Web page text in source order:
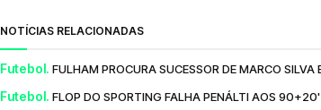
NOTÍCIAS RELACIONADAS
Futebol. FULHAM PROCURA SUCESSOR DE MARCO
Futebol. FLOP DO SPORTING FALHA PENÁLTI AOS 90+20'